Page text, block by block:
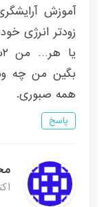
آموزش
زودتر انرژی
بگین من چه
همه صبوری.
پاسخ
اکتبر 20,